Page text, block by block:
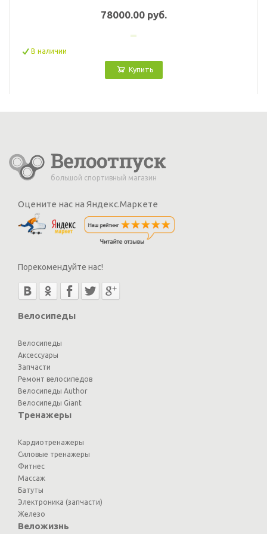
78000.00 руб.
В наличии
Купить
большой спортивный магазин
Оцените нас на Яндекс.Маркете
Порекомендуйте нас!
Велосипеды
Велосипеды
Аксессуары
Запчасти
Ремонт велосипедов
Велосипеды Author
Велосипеды Giant
Тренажеры
Кардиотренажеры
Силовые тренажеры
Фитнес
Массаж
Батуты
Электроника (запчасти)
Железо
Веложизнь